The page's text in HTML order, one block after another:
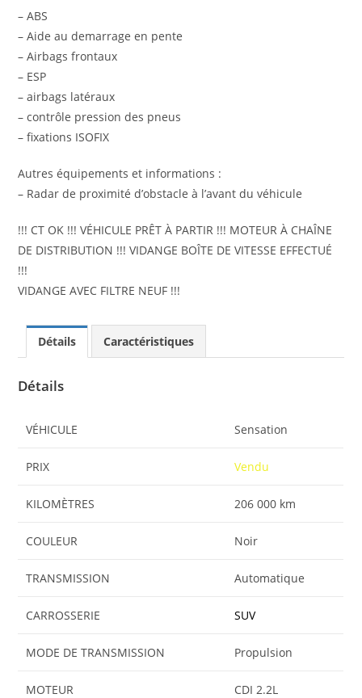
– ABS
– Aide au demarrage en pente
– Airbags frontaux
– ESP
– airbags latéraux
– contrôle pression des pneus
– fixations ISOFIX
Autres équipements et informations :
– Radar de proximité d’obstacle à l’avant du véhicule
!!! CT OK !!! VÉHICULE PRÊT À PARTIR !!! MOTEUR À CHAÎNE
DE DISTRIBUTION !!! VIDANGE BOÎTE DE VITESSE EFFECTUÉ
!!!
VIDANGE AVEC FILTRE NEUF !!!
Détails Caractéristiques
Détails
VÉHICULE Sensation
PRIX Vendu
KILOMÈTRES 206 000 km
COULEUR Noir
TRANSMISSION Automatique
CARROSSERIE SUV
MODE DE TRANSMISSION Propulsion
MOTEUR CDI 2.2L